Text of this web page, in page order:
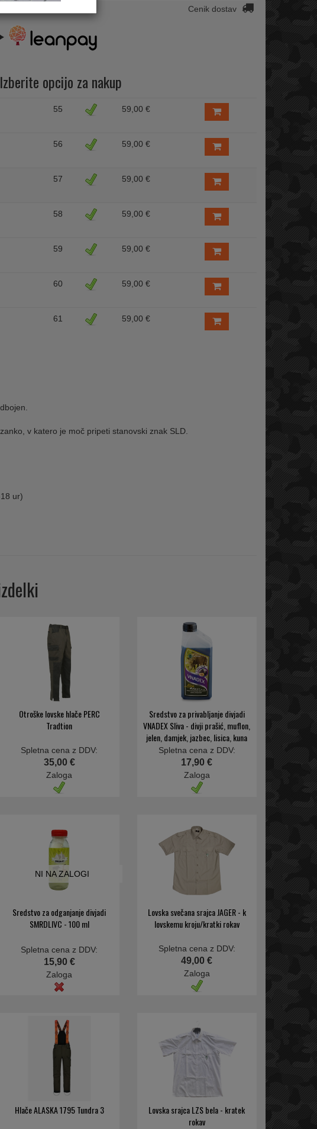
Cenik dostav
Izberite opcijo za nakup
55 59,00 €
56 59,00 €
57 59,00 €
58 59,00 €
59 59,00 €
60 59,00 €
61 59,00 €
v katero je moč pripeti stanovski znak SLD.
ur)
Otroške lovske hlače PERC
Tradtion
Spletna cena z DDV:
35,00 €
Zaloga
Sredstvo za privabljanje divjadi
VNADEX Sliva - divji prašić, muflon,
jelen, damjek, jazbec, lisica, kuna
Spletna cena z DDV:
17,90 €
Zaloga
NI NA ZALOGI
Sredstvo za odganjanje divjadi
SMRDLIVC - 100 ml
Spletna cena z DDV:
15,90 €
Zaloga
Lovska svečana srajca JAGER - k
lovskemu kroju/kratki rokav
Spletna cena z DDV:
49,00 €
Zaloga
Hlače ALASKA 1795 Tundra 3
Lovska srajca LZS bela - kratek
rokav